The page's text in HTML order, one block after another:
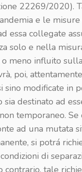
22269/2020).
e le
essa collegate
solo e nella
o meno influito
poi,
sino modificate in
destinato ad
temporaneo.
ad una mutata
si potrá
di
contrario, tale